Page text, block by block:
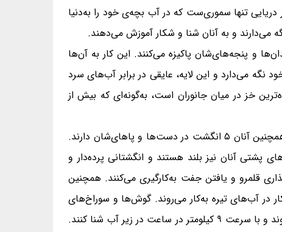
تنها سموری‌ست که در آب بچه‌ی خود را به‌دنیا
می‌دارند و به آنان شنا و شکار آموزش می‌دهند.
و پنجه‌های‌شان پاکیزه می‌کنند. این کار به آن‌ها
نگه می‌دارد و این لایه، عایقی در برابر آب‌های سرد
خز در میان جانوران است، به‌گونه‌ای که بیش از
سمورهای دریایی بدنی دراز و باریک، دُمی کم‌وبیش کوتاه، سری گِرد، پوزه‌ای کم‌وبیش کوتاه و گوش‌هایی کوچک دارند. همچنین آنان ۵ انگشت در دست‌ها و پاهای‌شان دارند.
پشتی آنان نیز بلند هستند و انگشتانی پرده‌دار و
قلمرو و یافتن جفت به‌کارگیری می‌کنند. همچنین
در آب‌های تیره به‌کار می‌روند. گوش‌ها و سوراخ‌های
بینی آنان در آب بسته می‌شوند. سمورهای دریایی شناگرانی توانا هستند. آنان می‌توانند تا ژرفای ۴۵ متری آب دریا فرو روند و با سرعت ۹ کیلومتر در ساعت در زیر آب شنا کنند.